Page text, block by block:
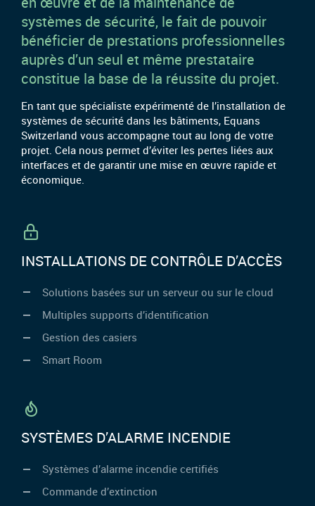
systèmes de sécurité, le fait de pouvoir
bénéficier de prestations professionnelles
auprès d’un seul et même prestataire
constitue la base de la réussite du projet.
En tant que spécialiste expérimenté de l’installation de
systèmes de sécurité dans les bâtiments, Equans
Switzerland vous accompagne tout au long de votre
projet. Cela nous permet d’éviter les pertes liées aux
interfaces et de garantir une mise en œuvre rapide et
économique.
INSTALLATIONS DE CONTRÔLE D’ACCÈS
Solutions basées sur un serveur ou sur le cloud
Multiples supports d’identification
Gestion des casiers
Smart Room
SYSTÈMES D’ALARME INCENDIE
Systèmes d’alarme incendie certifiés
Commande d’extinction